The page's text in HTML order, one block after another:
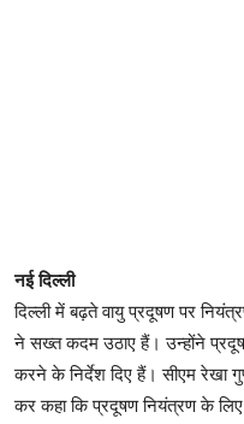
नई दिल्ली
दिल्ली में बढ़ते वायु प्रदूषण पर
ने सख्त कदम उठाए हैं। उन्होंने
करने के निर्देश दिए हैं। सीएम रेखा
कर कहा कि प्रदूषण नियंत्रण के